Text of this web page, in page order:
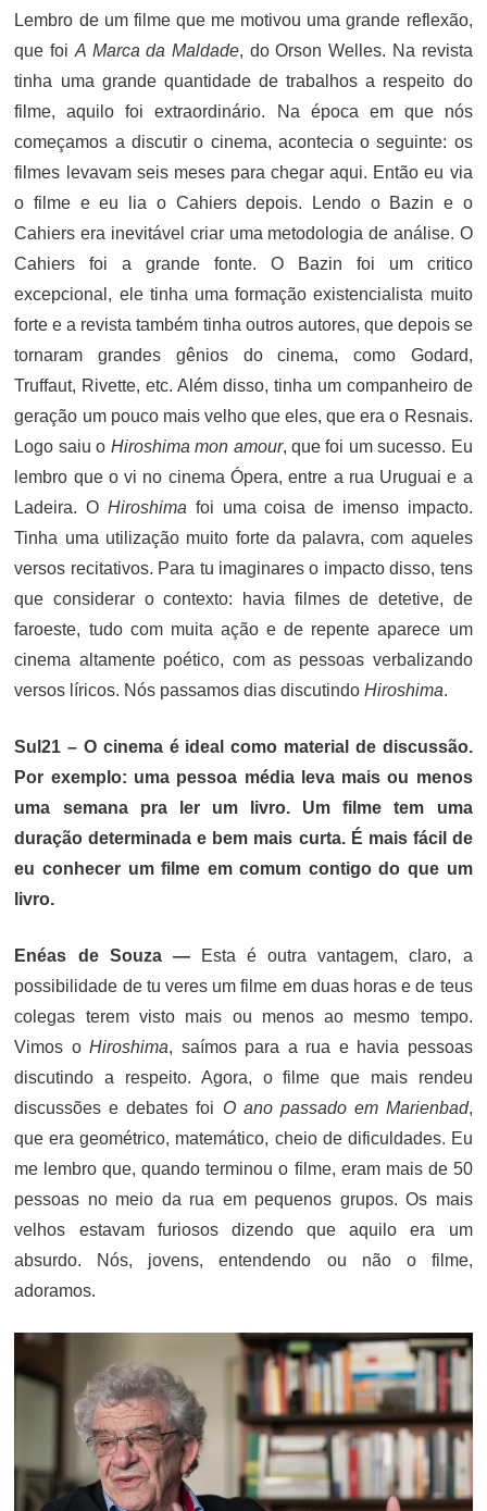
Lembro de um filme que me motivou uma grande reflexão,
que foi A Marca da Maldade, do Orson Welles. Na revista
tinha uma grande quantidade de trabalhos a respeito do
filme, aquilo foi extraordinário. Na época em que nós
começamos a discutir o cinema, acontecia o seguinte: os
filmes levavam seis meses para chegar aqui. Então eu via
o filme e eu lia o Cahiers depois. Lendo o Bazin e o
Cahiers era inevitável criar uma metodologia de análise. O
Cahiers foi a grande fonte. O Bazin foi um critico
excepcional, ele tinha uma formação existencialista muito
forte e a revista também tinha outros autores, que depois se
tornaram grandes gênios do cinema, como Godard,
Truffaut, Rivette, etc. Além disso, tinha um companheiro de
geração um pouco mais velho que eles, que era o Resnais.
Logo saiu o Hiroshima mon amour, que foi um sucesso. Eu
lembro que o vi no cinema Ópera, entre a rua Uruguai e a
Ladeira. O Hiroshima foi uma coisa de imenso impacto.
Tinha uma utilização muito forte da palavra, com aqueles
versos recitativos. Para tu imaginares o impacto disso, tens
que considerar o contexto: havia filmes de detetive, de
faroeste, tudo com muita ação e de repente aparece um
cinema altamente poético, com as pessoas verbalizando
versos líricos. Nós passamos dias discutindoHiroshima.
Sul21 – O cinema é ideal como material de discussão.
Por exemplo: uma pessoa média leva mais ou menos
uma semana pra ler um livro. Um filme tem uma
duração determinada e bem mais curta. É mais fácil de
eu conhecer um filme em comum contigo do que um
livro.
Enéas de Souza —Esta é outra vantagem, claro, a
possibilidade de tu veres um filme em duas horas e de teus
colegas terem visto mais ou menos ao mesmo tempo.
Vimos oHiroshima, saímos para a rua e havia pessoas
discutindo a respeito. Agora, o filme que mais rendeu
discussões e debates foi O ano passado em Marienbad,
que era geométrico, matemático, cheio de dificuldades. Eu
me lembro que, quando terminou o filme, eram mais de 50
pessoas no meio da rua em pequenos grupos. Os mais
velhos estavam furiosos dizendo que aquilo era um
absurdo. Nós, jovens, entendendo ou não o filme,
adoramos.